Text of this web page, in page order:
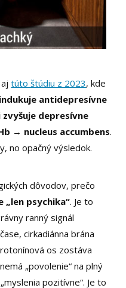
ajtúto štúdiu z 2023, kde
antidepresívne
depresívne
→ nucleus accumbens.
no opačný výsledok.
dôvodov, prečo
„len psychika“. Je to
ranný signál
cirkadiánna brána
os zostáva
nemá „povolenie“ na plný
pozitívne“. Je to